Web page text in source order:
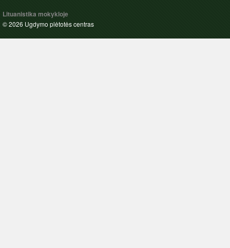
Lituanistika mokykloje
© 2026 Ugdymo plėtotės centras